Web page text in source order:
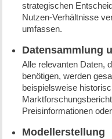
strategischen
Nutzen-Verhältnisse
umfassen.
Datensammlung
Alle relevanten Daten,
benötigen, werden
beispielsweise
Preisinformationen
Modellerstellung